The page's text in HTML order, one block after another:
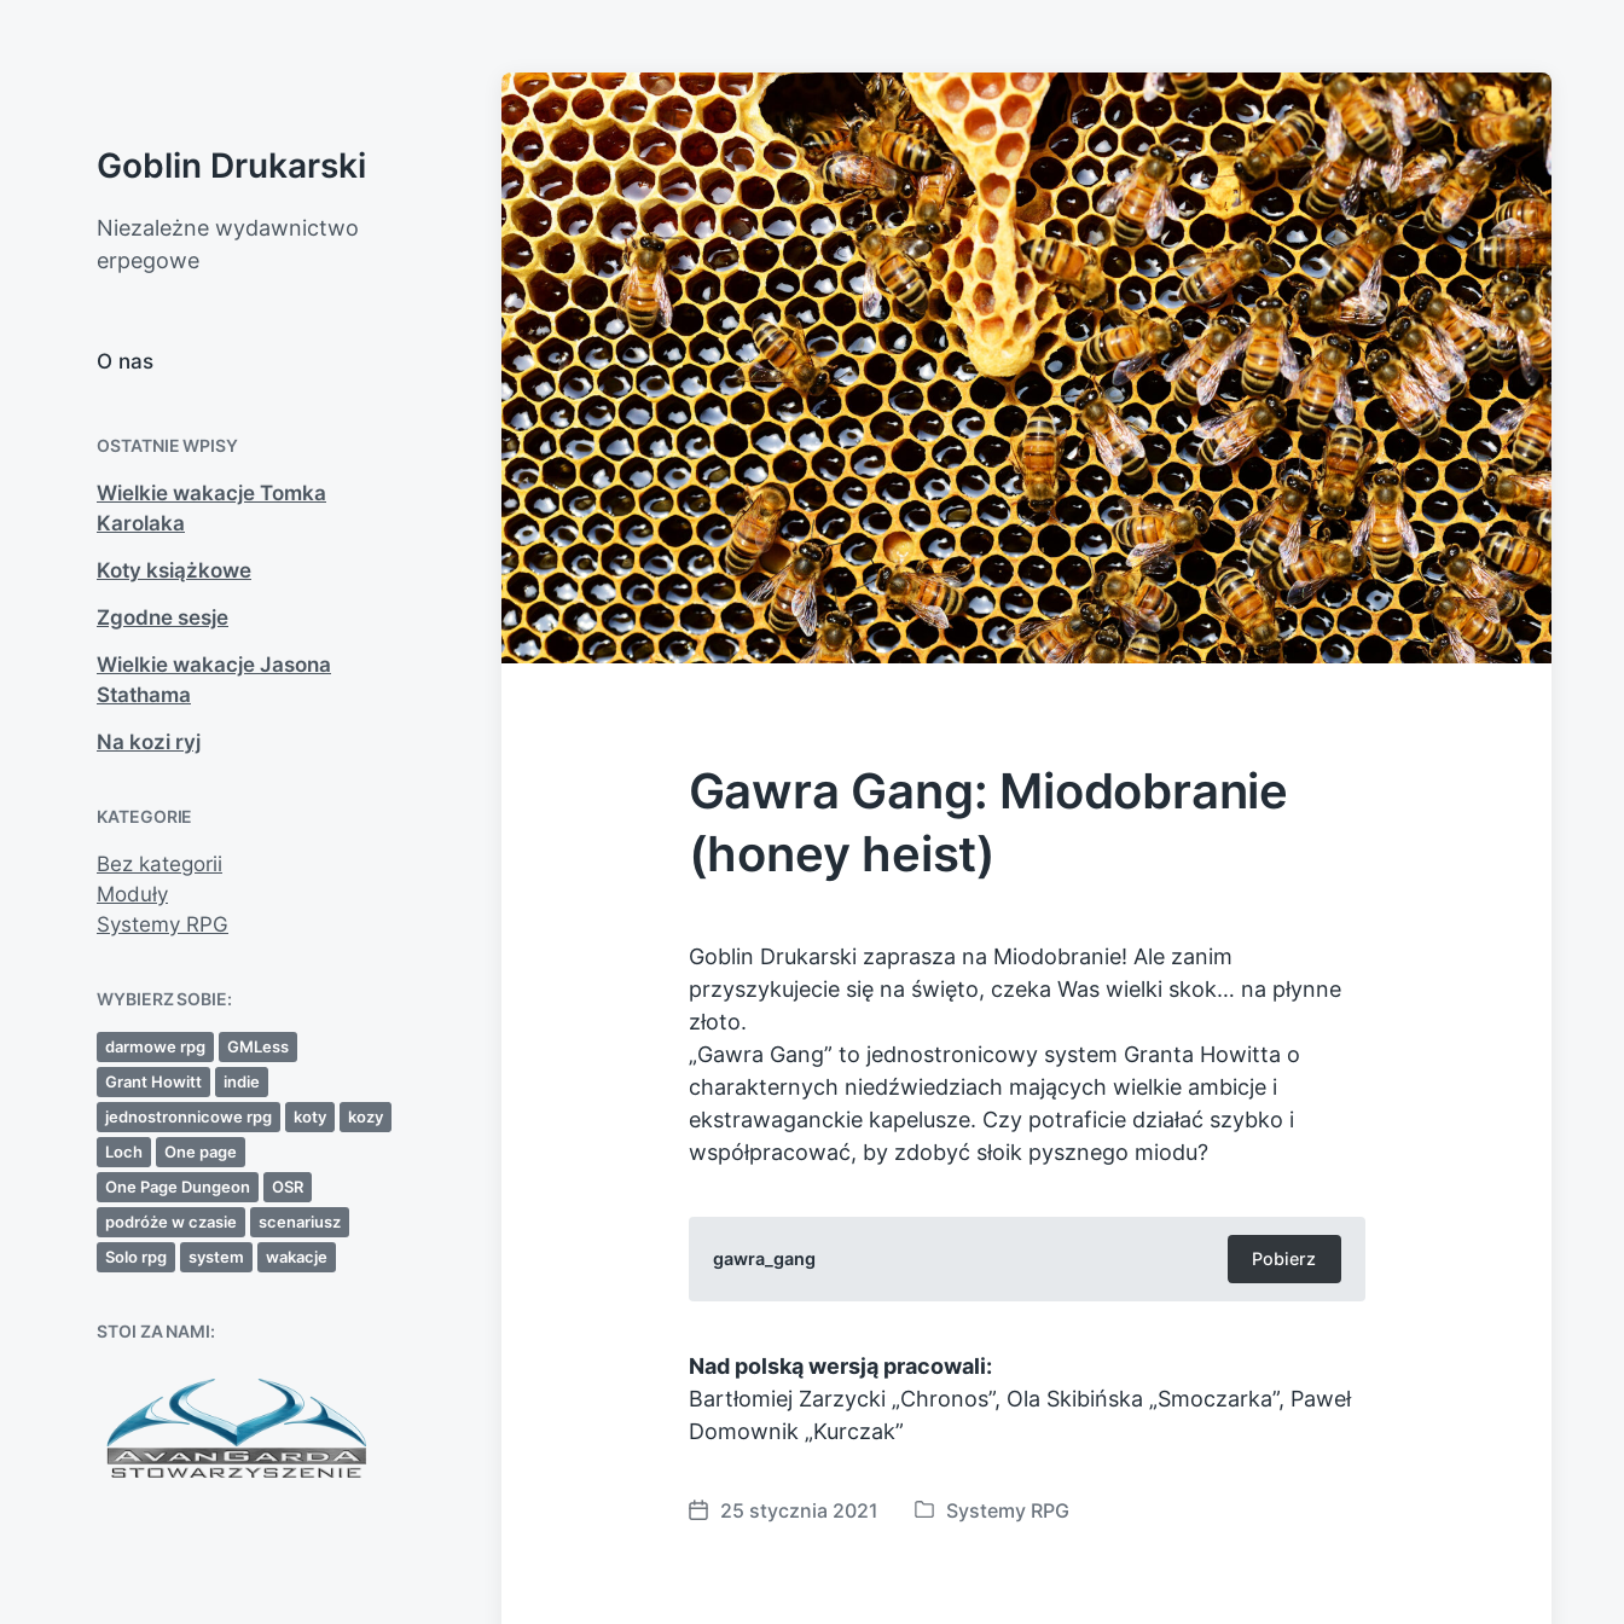
Goblin Drukarski
Niezależne wydawnictwo
erpegowe
O nas
OSTATNIE WPISY
Wielkie wakacje Tomka
Karolaka
Koty książkowe
Zgodne sesje
Wielkie wakacje Jasona
Stathama
Na kozi ryj
KATEGORIE
Bez kategorii
Moduły
Systemy RPG
WYBIERZ SOBIE:
darmowe rpg
GMLess
Grant Howitt
indie
jednostronnicowe rpg
koty
kozy
Loch
One page
One Page Dungeon
OSR
podróże w czasie
scenariusz
Solo rpg
system wakacje
STOI ZA NAMI:
Gawra Gang: Miodobranie
(honey heist)
Goblin Drukarski zaprasza na Miodobranie! Ale zanim
przyszykujecie się na święto, czeka Was wielki skok… na płynne
złoto.
„Gawra Gang” to jednostronicowy system Granta Howitta o
charakternych niedźwiedziach mających wielkie ambicje i
ekstrawaganckie kapelusze. Czy potraficie działać szybko i
współpracować, by zdobyć słoik pysznego miodu?
gawra_gang Pobierz
Nad polską wersją pracowali:
Bartłomiej Zarzycki „Chronos”, Ola Skibińska „Smoczarka”, Paweł
Domownik „Kurczak”
P
25 stycznia 2021
P
Systemy RPG